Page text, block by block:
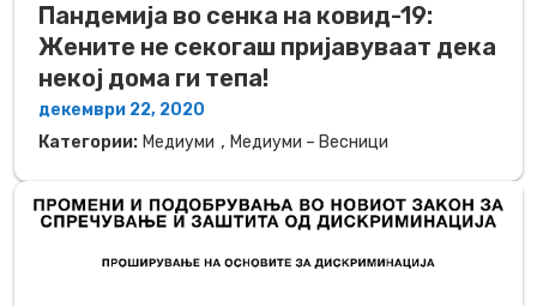
Пандемија во сенка на ковид-19:
Жените не секогаш пријавуваат дека
некој дома ги тепа!
декември 22, 2020
Категории: Медиуми , Медиуми – Весници